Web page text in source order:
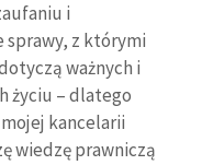
i
sprawy, z którymi
ważnych i
życiu – dlatego
mojej kancelarii
wiedzę prawniczą